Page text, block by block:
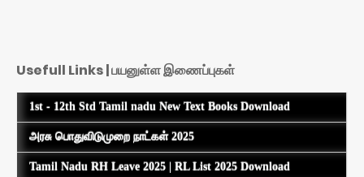
Usefull Links | பயனுள்ள இணைப்புகள்
1st - 12th Std Tamil nadu New Text Books Download
அரசு பொதுவிடுமுறை நாட்கள் 2025
Tamil Nadu RH Leave 2025 | RL List 2025 Download